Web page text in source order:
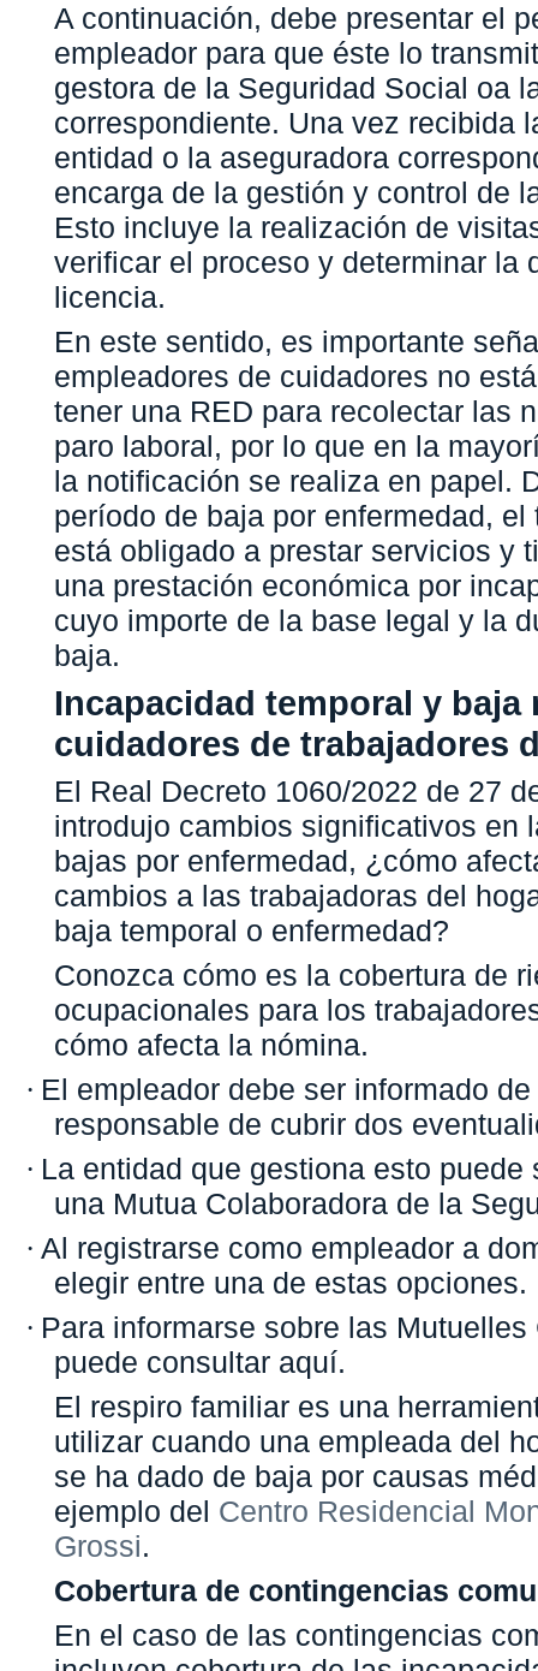
A continuación, debe presentar el
empleador para que éste lo
gestora de la Seguridad Social oa
correspondiente. Una vez recibida
entidad o la aseguradora
encarga de la gestión y control de
Esto incluye la realización de
verificar el proceso y determinar la
licencia.
En este sentido, es importante
empleadores de cuidadores no
tener una RED para recolectar las
paro laboral, por lo que en la
la notificación se realiza en papel.
período de baja por enfermedad, el
está obligado a prestar servicios y
una prestación económica por
cuyo importe de la base legal y la
baja.
Incapacidad temporal y baja
cuidadores de trabajadores
El Real Decreto 1060/2022 de 27
introdujo cambios significativos en
bajas por enfermedad, ¿cómo
cambios a las trabajadoras del
baja temporal o enfermedad?
Conozca cómo es la cobertura de
ocupacionales para los
cómo afecta la nómina.
· El empleador debe ser informado
responsable de cubrir dos
· La entidad que gestiona esto puede
una Mutua Colaboradora de la
· Al registrarse como empleador a
elegir entre una de estas opciones.
· Para informarse sobre las Mutuelles
puede consultar aquí.
El respiro familiar es una
utilizar cuando una empleada del
se ha dado de baja por causas
ejemplo del Centro Residencial
Grossi.
Cobertura de contingencias
En el caso de las contingencias